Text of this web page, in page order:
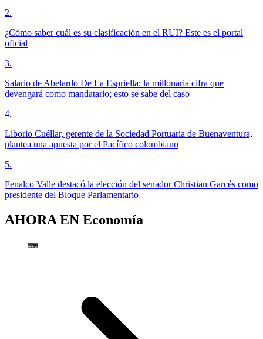
2.
¿Cómo saber cuál es su clasificación en el RUI? Este es el portal
oficial
3.
Salario de Abelardo De La Espriella: la millonaria cifra que
devengará como mandatario; esto se sabe del caso
4.
Liborio Cuéllar, gerente de la Sociedad Portuaria de Buenaventura,
plantea una apuesta por el Pacífico colombiano
5.
Fenalco Valle destacó la elección del senador Christian Garcés como
presidente del Bloque Parlamentario
AHORA EN Economía